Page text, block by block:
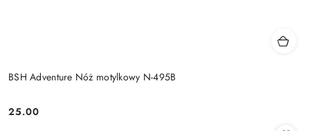
BSH Adventure Nóż motylkowy N-495B
Cena:
25.00